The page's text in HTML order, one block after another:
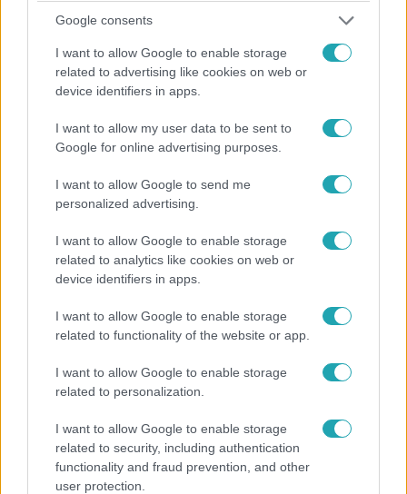
Google consents
I want to allow Google to enable storage
related to advertising like cookies on web or
device identifiers in apps.
I want to allow my user data to be sent to
Google for online advertising purposes.
I want to allow Google to send me
personalized advertising.
I want to allow Google to enable storage
related to analytics like cookies on web or
device identifiers in apps.
I want to allow Google to enable storage
related to functionality of the website or app.
I want to allow Google to enable storage
related to personalization.
I want to allow Google to enable storage
related to security, including authentication
functionality and fraud prevention, and other
user protection.
Gyanúsan olcsón vett kiskutyát a nő, kiderült róla,
hogy nem kutya
Mármint nem a nő, hanem a kiskutya.
Külföld
A városlakók állnak szemben a vidéki lakossággal
Politikai vita támadt Ausztriában abból hírből, hogy egy
medve bukkant fel a tiroli St. Anton közelében.